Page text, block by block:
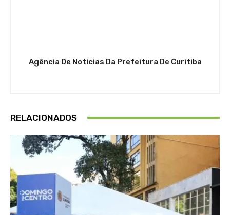
Agência De Noticias Da Prefeitura De Curitiba
RELACIONADOS